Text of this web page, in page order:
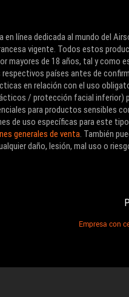
en línea dedicada al mundo del
vigente. Todos estos
mayores de 18 años, tal y como
países antes de
en relación con el uso
/ protección facial inferior)
para productos sensibles
de uso específicas para este
generales de venta. También
daño, lesión, mal uso o
Empresa con